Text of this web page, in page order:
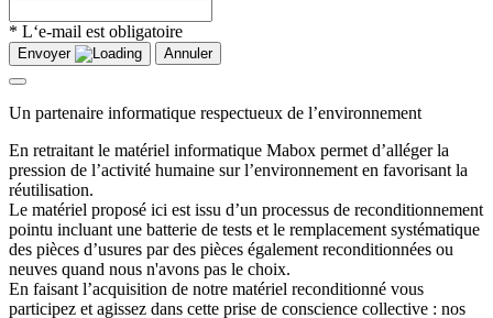
* L‘e-mail est obligatoire
Envoyer Annuler
Un partenaire informatique respectueux de l’environnement
En retraitant le matériel informatique Mabox permet d’alléger la
pression de l’activité humaine sur l’environnement en favorisant la
réutilisation.
Le matériel proposé ici est issu d’un processus de reconditionnement
pointu incluant une batterie de tests et le remplacement systématique
des pièces d’usures par des pièces également reconditionnées ou
neuves quand nous n'avons pas le choix.
En faisant l’acquisition de notre matériel reconditionné vous
participez et agissez dans cette prise de conscience collective : nos